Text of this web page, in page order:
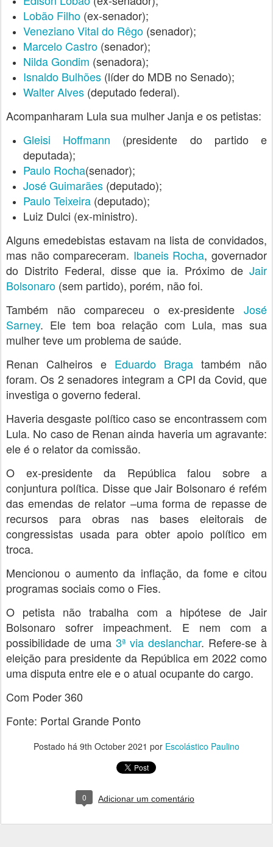
Lobão Filho (ex-senador);
Veneziano Vital do Rêgo (senador);
Marcelo Castro (senador);
Nilda Gondim (senadora);
Isnaldo Bulhões (líder do MDB no Senado);
Walter Alves (deputado federal).
Acompanharam Lula sua mulher Janja e os petistas:
Gleisi Hoffmann (presidente do partido e
deputada);
Paulo Rocha(senador);
José Guimarães (deputado);
Paulo Teixeira (deputado);
Luiz Dulci (ex-ministro).
Alguns emedebistas estavam na lista de convidados,
mas não compareceram. Ibaneis Rocha, governador
do Distrito Federal, disse que ia. Próximo de Jair
Bolsonaro (sem partido), porém, não foi.
Também não compareceu o ex-presidente José
Sarney. Ele tem boa relação com Lula, mas sua
mulher teve um problema de saúde.
Renan Calheiros e Eduardo Braga também não
foram. Os 2 senadores integram a CPI da Covid, que
investiga o governo federal.
Haveria desgaste político caso se encontrassem com
Lula. No caso de Renan ainda haveria um agravante:
ele é o relator da comissão.
O ex-presidente da República falou sobre a
conjuntura política. Disse que Jair Bolsonaro é refém
das emendas de relator –uma forma de repasse de
recursos para obras nas bases eleitorais de
congressistas usada para obter apoio político em
troca.
Mencionou o aumento da inflação, da fome e citou
programas sociais como o Fies.
O petista não trabalha com a hipótese de Jair
Bolsonaro sofrer impeachment. E nem com a
possibilidade de uma 3ª via deslanchar. Refere-se à
eleição para presidente da República em 2022 como
uma disputa entre ele e o atual ocupante do cargo.
Com Poder 360
Fonte: Portal Grande Ponto
Postado há 9th October 2021 por Escolástico Paulino
0 Adicionar um comentário